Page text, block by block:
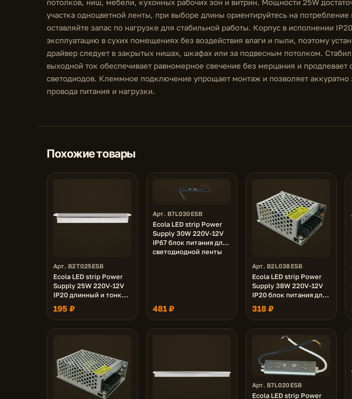
потолков, ниш, мебели, кухонных рабочих зон и витрин. Мощности 25W
участка одноцветной ленты, при выборе длины ориентируйтесь на
оставляйте запас по нагрузке для стабильной работы. Корпус в исполнении
эксплуатацию в сухих помещениях без воздействия влаги и пыли, поэтому
драйвер следует в закрытых нишах, шкафах или за подвесным потолком.
выходной ток обеспечивает равномерное свечение без мерцания и продлевает
светодиодов. Клеммное подключение упрощает монтаж и позволяет аккуратно
провода питания и нагрузки.
Похожие товары
Арт. B2T025ESB
Ecola LED strip Power
Supply 25W 220V-12V
IP20 длинный и тонкий
блок питания для
светодиодной ленты
195 ₽
Арт. B7L030ESB
Ecola LED strip Power
Supply 30W 220V-12V
IP67 блок питания для
светодиодной ленты
481 ₽
Арт. B2L038ESB
Ecola LED strip Power
Supply 38W 220V-12V
IP20 блок питания для
светодиодной ленты
318 ₽
Арт. B7L020ESB
Ecola LED strip Power